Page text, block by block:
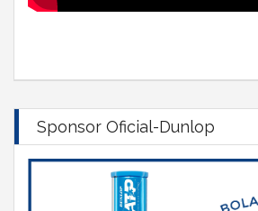
Sponsor Oficial-Dunlop